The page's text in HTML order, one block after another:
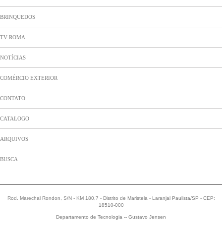
BRINQUEDOS
TV ROMA
NOTÍCIAS
COMÉRCIO EXTERIOR
CONTATO
CATALOGO
ARQUIVOS
BUSCA
Rod. Marechal Rondon, S/N - KM 180,7 - Distrito de Maristela - Laranjal Paulista/SP - CEP:
18510-000
Departamento de Tecnologia -- Gustavo Jensen